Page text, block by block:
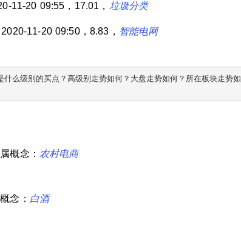
11-20 09:55，17.01， 垃圾分类
2020-11-20 09:50，8.83， 智能电网
什么级别的买点？高级别走势如何？大盘走势如何？所在板块走势如
概念： 农村电商
念： 白酒